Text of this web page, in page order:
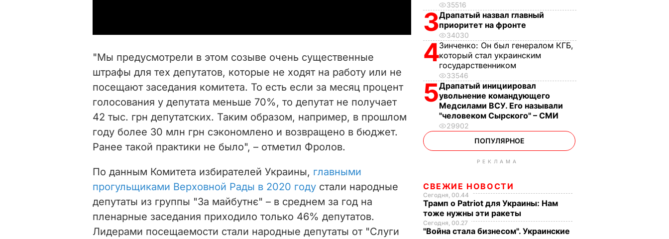
i
d
e
o
"Мы предусмотрели в этом созыве очень существенные
штрафы для тех депутатов, которые не ходят на работу или не
посещают заседания комитета. То есть если за месяц процент
голосования у депутата меньше 70%, то депутат не получает
42 тыс. грн депутатских. Таким образом, например, в прошлом
году более 30 млн грн сэкономлено и возвращено в бюджет.
Ранее такой практики не было", – отметил Фролов.
По данным Комитета избирателей Украины, главными
прогульщиками Верховной Рады в 2020 году стали народные
депутаты из группы "За майбутнє" – в среднем за год на
пленарные заседания приходило только 46% депутатов.
Лидерами посещаемости стали народные депутаты от "Слуги
35516
3Драпатый назвал главный
приоритет на фронте
34030
4Зинченко: Он был генералом КГБ,
который стал украинским
государственником
33546
5Драпатый инициировал
увольнение командующего
Медсилами ВСУ. Его называли
"человеком Сырского" – СМИ
29902
ПОПУЛЯРНОЕ
РЕКЛАМА
СВЕЖИЕ НОВОСТИ
Сегодня, 00.44
Трамп о Patriot для Украины: Нам
тоже нужны эти ракеты
Сегодня, 00.27
"Война стала бизнесом". Украинские